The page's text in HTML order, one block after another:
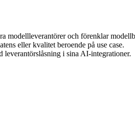
modellleverantörer och förenklar
eller kvalitet beroende på use case.
leverantörslåsning i sina AI-integrationer.